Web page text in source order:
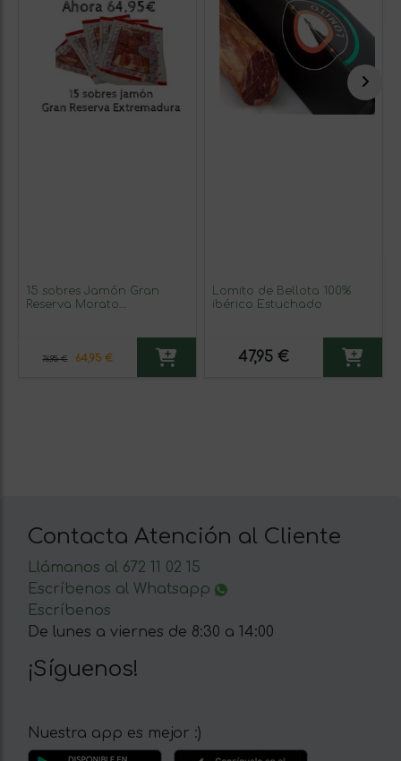
15 sobres Jamón Gran
Reserva Morato
76,95 € 64,95 €
Lomito de Bellota 100%
ibérico Estuchado
47,95 €
Contacta Atención al Cliente
Llámanos al 672 11 02 15
Escríbenos al Whatsapp
Escríbenos
De lunes a viernes de 8:30 a 14:00
¡Síguenos!
Nuestra app es mejor :)